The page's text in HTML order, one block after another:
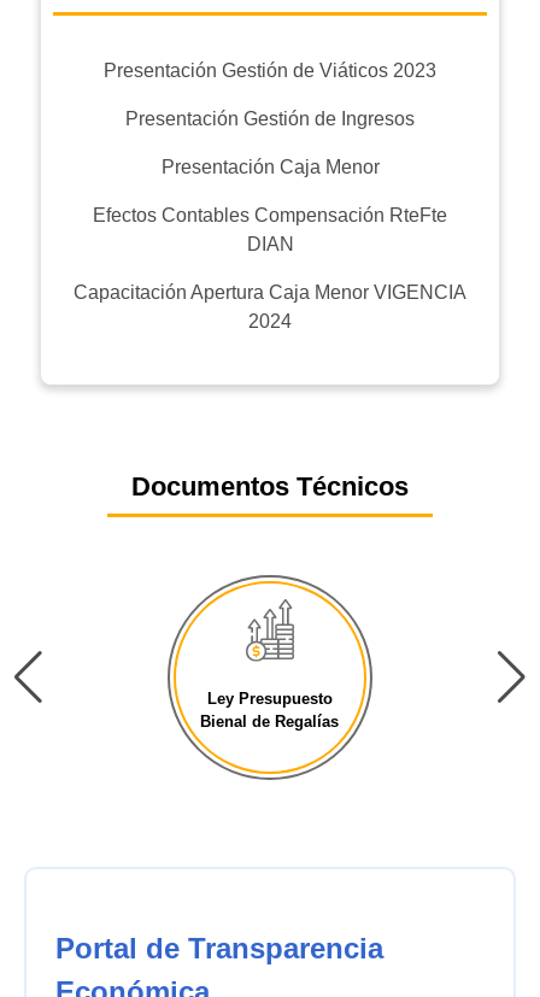
Presentación Gestión de Viáticos 2023
Presentación Gestión de Ingresos
Presentación Caja Menor
Efectos Contables Compensación RteFte
DIAN
Capacitación Apertura Caja Menor VIGENCIA
2024
Documentos Técnicos
Ley Presupuesto
Bienal de Regalías
Portal de Transparencia